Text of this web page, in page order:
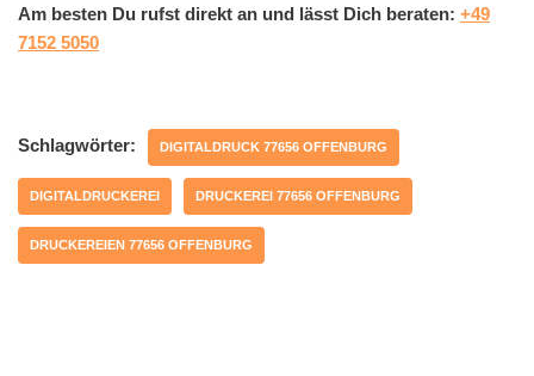
Am besten Du rufst direkt an und lässt Dich beraten: +49
7152 5050
Schlagwörter: DIGITALDRUCK 77656 OFFENBURG
DIGITALDRUCKEREI DRUCKEREI 77656 OFFENBURG
DRUCKEREIEN 77656 OFFENBURG